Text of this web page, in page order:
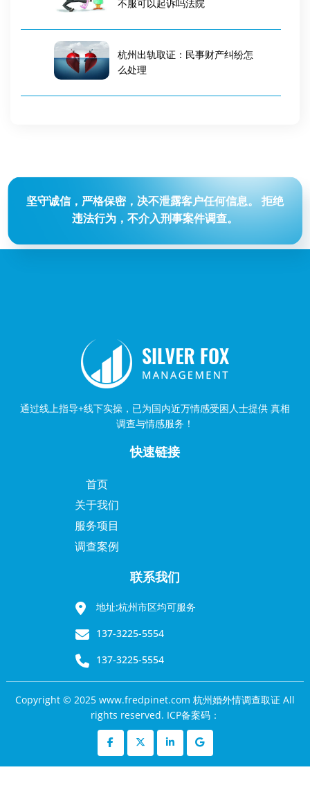
不服可以起诉吗法院
杭州出轨取证：民事财产纠纷怎
么处理
坚守诚信，严格保密，决不泄露客户任何信息。 拒绝
违法行为，不介入刑事案件调查。
通过线上指导+线下实操，已为国内近万情感受困人士提供 真相
调查与情感服务！
快速链接
首页
关于我们
服务项目
调查案例
联系我们
地址:杭州市区均可服务
137-3225-5554
137-3225-5554
Copyright © 2025 www.fredpinet.com 杭州婚外情调查取证 All
rights reserved. ICP备案码：